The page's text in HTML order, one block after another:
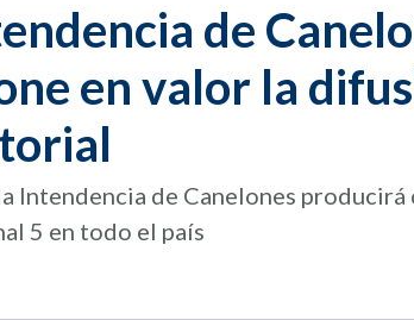
de
en valor la
Intendencia de Canelones
5 en todo el país